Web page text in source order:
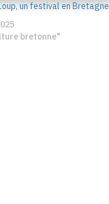
un festival en Bretagne
bretonne"